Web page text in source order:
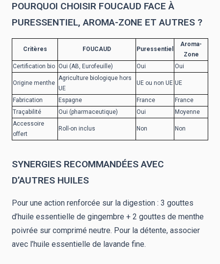
POURQUOI CHOISIR FOUCAUD FACE À
PURESSENTIEL, AROMA-ZONE ET AUTRES ?
Critères FOUCAUD Puressentiel
Aroma-
Zone
Certification bio Oui (AB, Eurofeuille) Oui Oui
Origine menthe
Agriculture biologique hors
UE
UE ou non UE UE
Fabrication Espagne France
France
Traçabilité
Oui (pharmaceutique) Oui
Moyenne
Accessoire
offert
Roll-on inclus Non Non
SYNERGIES RECOMMANDÉES AVEC
D’AUTRES HUILES
Pour une action renforcée sur la digestion : 3 gouttes
d’huile essentielle de gingembre + 2 gouttes de menthe
poivrée sur comprimé neutre. Pour la détente, associer
avec l’huile essentielle de lavande fine.